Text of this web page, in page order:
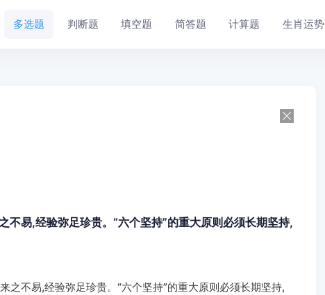
多选题 判断题 填空题 简答题 计算题 生肖运势
不易,经验弥足珍贵。“六个坚持”的重大原则必须长期坚持,
不易,经验弥足珍贵。“六个坚持”的重大原则必须长期坚持,